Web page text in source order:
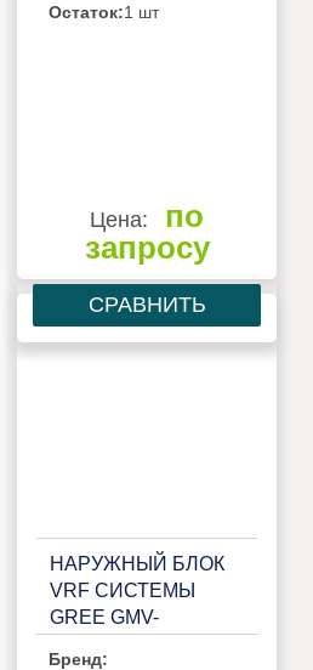
Остаток:1 шт
Цена:
по
запросу
СРАВНИТЬ
НАРУЖНЫЙ БЛОК
VRF СИСТЕМЫ
GREE GMV-
Бренд: